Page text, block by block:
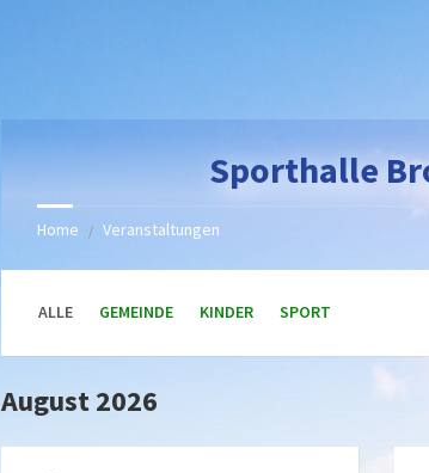
Sporthalle
Home / Veranstaltungen
ALLE GEMEINDE KINDER SPORT
August 2026